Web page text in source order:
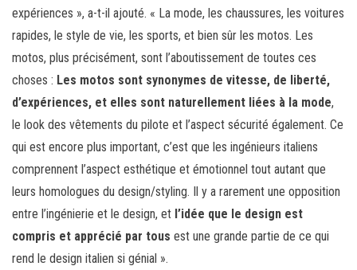
expériences », a-t-il ajouté. « La mode, les chaussures, les voitures
rapides, le style de vie, les sports, et bien sûr les motos. Les
motos, plus précisément, sont l’aboutissement de toutes ces
choses : Les motos sont synonymes de vitesse, de liberté,
d’expériences, et elles sont naturellement liées à la mode,
le look des vêtements du pilote et l’aspect sécurité également. Ce
qui est encore plus important, c’est que les ingénieurs italiens
comprennent l’aspect esthétique et émotionnel tout autant que
leurs homologues du design/styling. Il y a rarement une opposition
entre l’ingénierie et le design, et l’idée que le design est
compris et apprécié par tous est une grande partie de ce qui
rend le design italien si génial ».